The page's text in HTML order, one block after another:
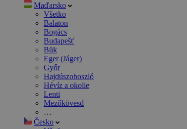
Maďarsko
Všetko
Balaton
Bogács
Budapešť
Bük
Eger (Jáger)
Győr
Hajdúszoboszló
Hévíz a okolie
Lenti
Mezőkövesd
…
Česko